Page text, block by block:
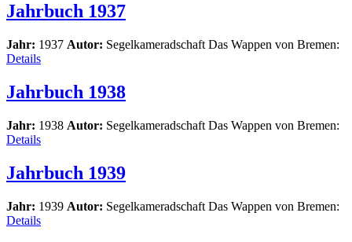
Jahrbuch 1937
Jahr: 1937 Autor: Segelkameradschaft Das Wappen von Bremen:
Details
Jahrbuch 1938
Jahr: 1938 Autor: Segelkameradschaft Das Wappen von Bremen:
Details
Jahrbuch 1939
Jahr: 1939 Autor: Segelkameradschaft Das Wappen von Bremen:
Details